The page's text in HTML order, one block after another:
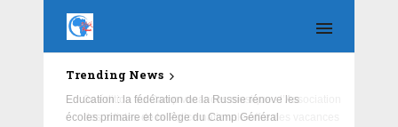
Trending News
Education : la fédération de la Russie rénove les
écoles primaire et collège du Camp Général